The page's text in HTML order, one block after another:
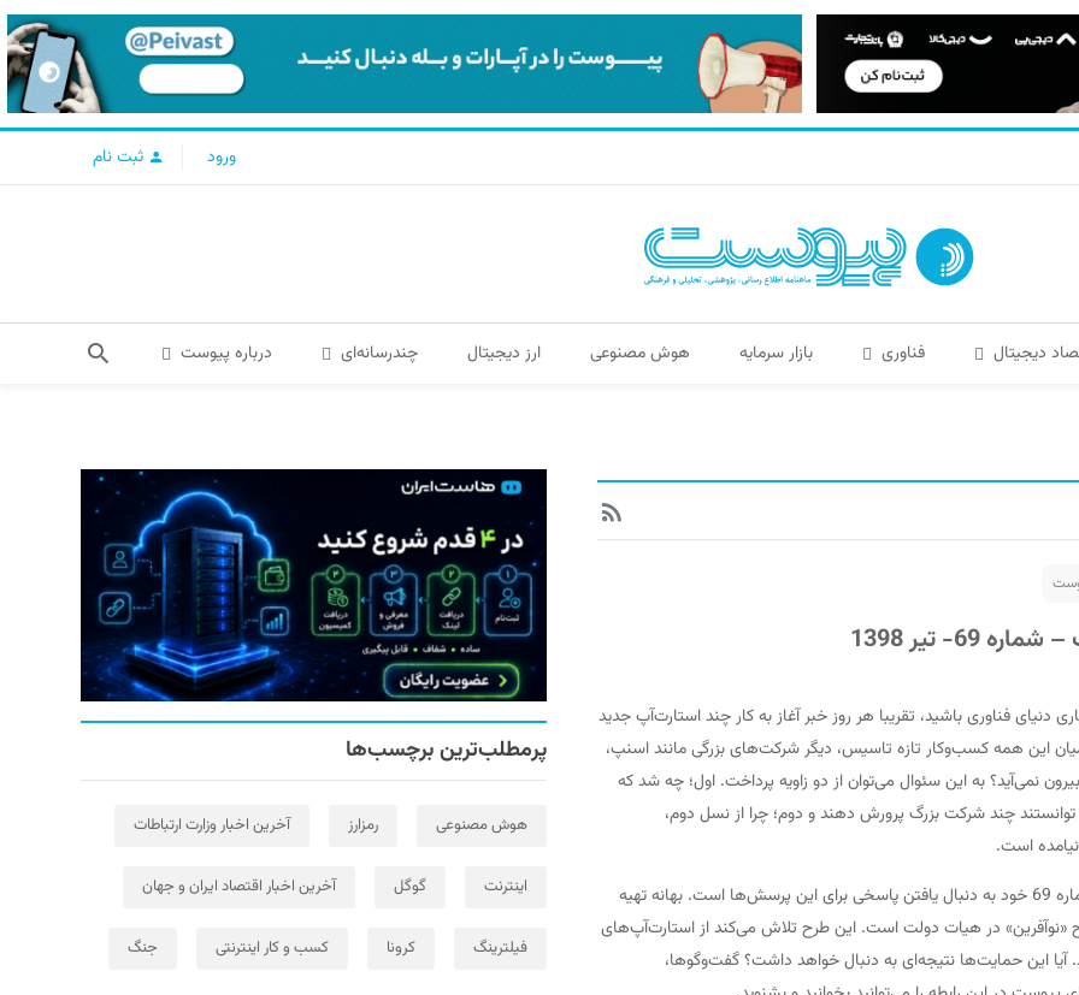
ورود ثبت نام
دیجیتال فناوری بازار سرمایه هوش مصنوعی ارز دیجیتال چندرسانه‌ای درباره پیوست
تیر 1398
دنیای فناوری باشید، تقریبا هر روز خبر آغاز به کار چند استارت‌آپ جدید
میان این همه کسب‌وکار تازه تاسیس، دیگر شرکت‌های بزرگی مانند اسنپ،
بیرون نمی‌آید؟ به این سئوال می‌توان از دو زاویه پرداخت. اول؛ چه شد که
چند شرکت بزرگ پرورش دهند و دوم؛ چرا از نسل دوم،
است.
ماهنامه پیوست در شماره 69 خود به دنبال یافتن پاسخی برای این پرسش‌ها است. بهانه تهیه
«نوآفرین» در هیات دولت است. این طرح تلاش می‌کند از استارت‌آپ‌های
این حمایت‌ها نتیجه‌ای به دنبال خواهد داشت؟ گفت‌وگوها،
پرمطلب‌ترین برچسب‌ها
هوش مصنوعی رمزارز آخرین اخبار وزارت ارتباطات
اینترنت گوگل آخرین اخبار اقتصاد ایران و جهان
فیلترینگ کرونا کسب و کار اینترنتی جنگ